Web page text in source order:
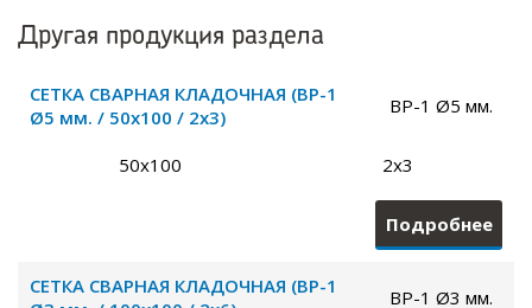
Другая продукция раздела
СЕТКА СВАРНАЯ КЛАДОЧНАЯ (ВР-1
Ø5 мм. / 50х100 / 2х3)
ВР-1 Ø5 мм.
50х100 2х3
Подробнее
СЕТКА СВАРНАЯ КЛАДОЧНАЯ (ВР-1
ВР-1 Ø3 мм.